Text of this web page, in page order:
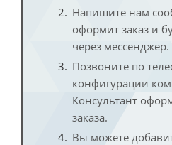
Напишите нам
оформит заказ и
через мессенджер.
Позвоните по
конфигурации
Консультант
заказа.
Вы можете